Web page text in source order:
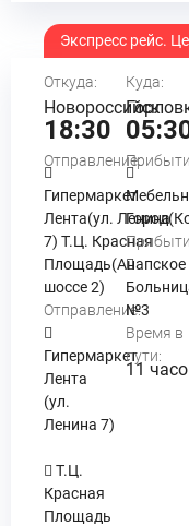
Экспресс рейс.
Откуда:
Новороссийск
18:30
Отправление:
Гипермаркет
Лента(ул. Ленина
7) Т.Ц. Красная
Площадь(Анапское
шоссе 2)
Отправление:
Гипермаркет
Лента
(ул.
Ленина 7)
Т.Ц.
Красная
Площадь
Куда:
№3
Время в
пути:
11